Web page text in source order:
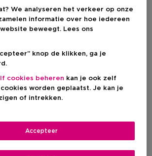
We analyseren het verkeer op onze
informatie over hoe iedereen
beweegt. Lees ons
knop de klikken, ga je
cookies beheren kan je ook zelf
worden geplaatst. Je kan je
of intrekken.
Accepteer